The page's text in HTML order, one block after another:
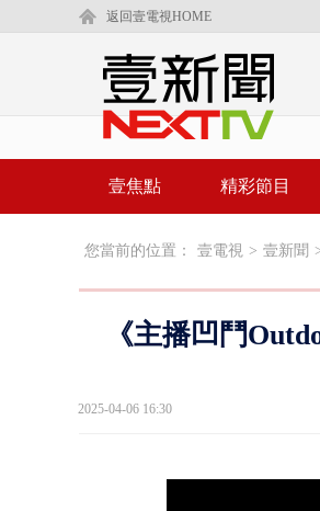
返回壹電視HOME
壹焦點 精彩節目
您當前的位置： 壹電視 > 壹新聞
《主播凹鬥
2025-04-06 16:30